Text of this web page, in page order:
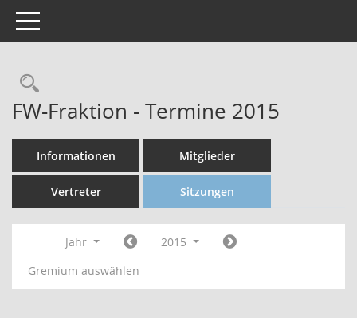
Toggle navigation
FW-Fraktion - Termine 2015
Informationen Mitglieder
Vertreter Sitzungen
Jahr
2015
Gremium auswählen